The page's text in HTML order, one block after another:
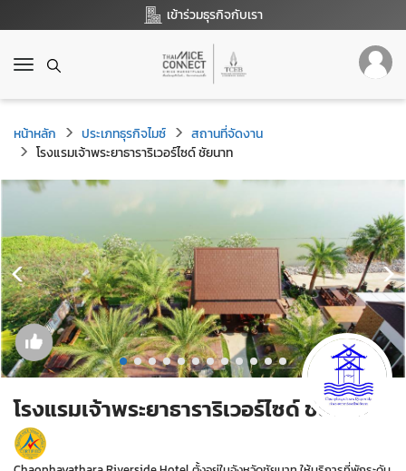
เข้าร่วมธุรกิจกับเรา
T
g
g
l
e
n
i
g
a
t
i
o
n
หน้าหลัก ประเภทธุรกิจไมซ์
สถานที่จัดงาน
โรงแรมเจ้าพระยาธาราริเวอร์ไซด์ ชัยนาท
โรงแรมเจ้าพระยาธาราริเวอร์ไซด์ ชัยนาท